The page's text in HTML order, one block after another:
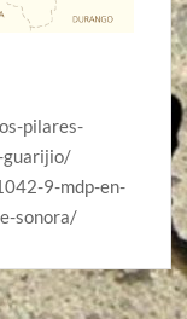
pilares-
guarijio/
9-mdp-en-
sonora/